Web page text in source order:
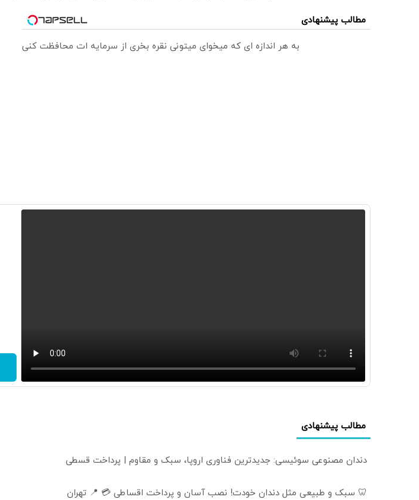
مطالب پیشنهادی
به هر اندازه ای که میخوای میتونی نقره بخری از سرمایه ات محافظت کنی
مطالب پیشنهادی
دندان مصنوعی سوئیسی: جدیدترین فناوری اروپا، سبک و مقاوم | پرداخت قسطی
🦷 سبک و طبیعی مثل دندان خودت! نصب آسان و پرداخت اقساطی 💳 📍 تهران